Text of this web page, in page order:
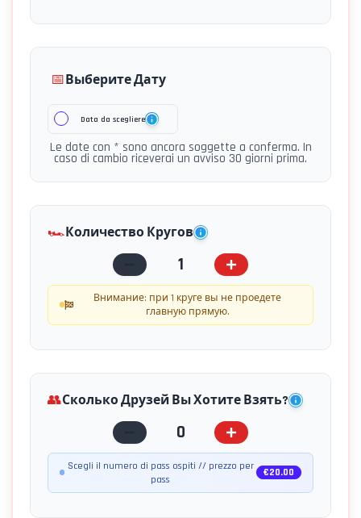
📅Выберите Дату
Data da scegliere
Le date con * sono ancora soggette a conferma. In
caso di cambio riceverai un avviso 30 giorni prima.
🏎️Количество Кругов
1
Внимание: при 1 круге вы не проедете
главную прямую.
👥Сколько Друзей Вы Хотите Взять?
0
Scegli il numero di pass ospiti // prezzo per
pass
€20.00